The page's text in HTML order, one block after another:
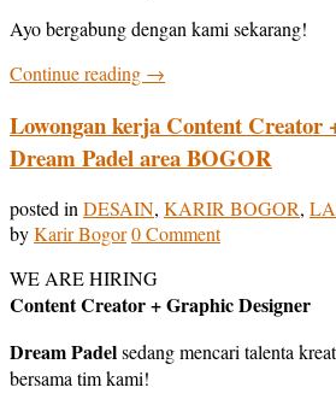
Ayo bergabung dengan kami sekarang!
Continue reading →
Lowongan kerja Content Creator
Dream Padel area BOGOR
posted inDESAIN, KARIR BOGOR,
byKarir Bogor0 Comment
WE ARE HIRING
Content Creator + Graphic Designer
Dream Padelsedang mencari talenta
bersama tim kami!